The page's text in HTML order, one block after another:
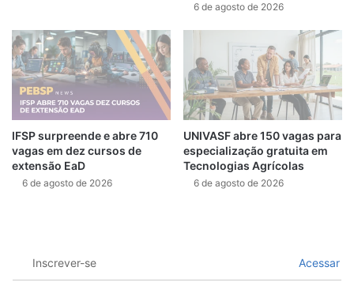
6 de agosto de 2026
IFSP surpreende e abre 710
vagas em dez cursos de
extensão EaD
6 de agosto de 2026
UNIVASF abre 150 vagas para
especialização gratuita em
Tecnologias Agrícolas
6 de agosto de 2026
Inscrever-se Acessar